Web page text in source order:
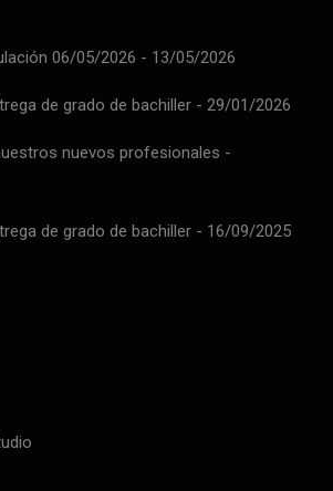
06/05/2026 - 13/05/2026
de grado de bachiller - 29/01/2026
nuevos profesionales -
de grado de bachiller - 16/09/2025